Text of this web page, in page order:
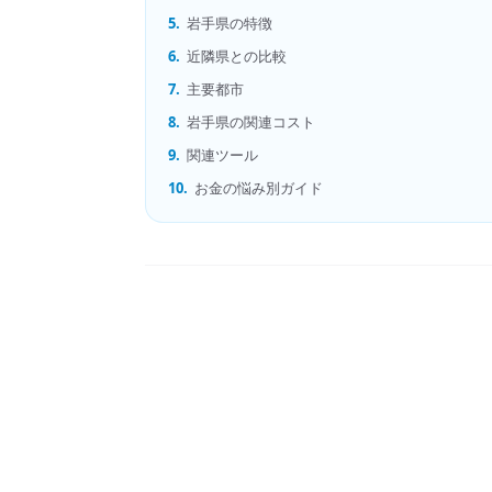
5. 岩手県の特徴
6. 近隣県との比較
7. 主要都市
8. 岩手県の関連コスト
9. 関連ツール
10. お金の悩み別ガイド